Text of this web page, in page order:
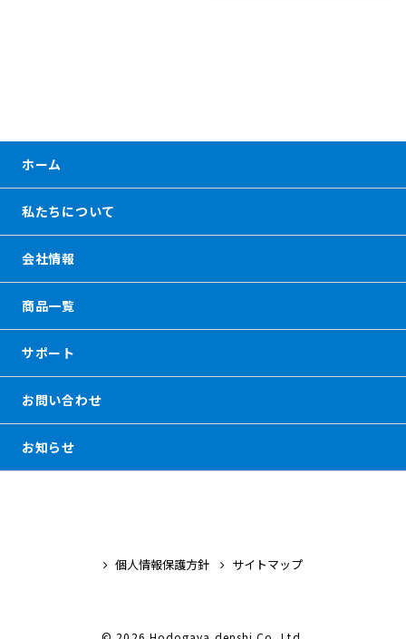
ホーム
私たちについて
会社情報
商品一覧
サポート
お問い合わせ
お知らせ
個人情報保護方針 サイトマップ